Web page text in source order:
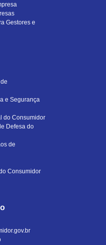
Gestores e
e Segurança
do Consumidor
Defesa do
de
Consumidor